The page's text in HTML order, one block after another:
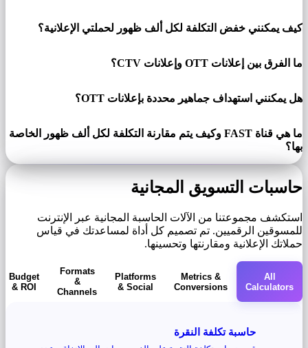
كيف يمكنني خفض التكلفة لكل ألف ظهور لحملتي الإعلانية؟
ما الفرق بين إعلانات OTT وإعلانات CTV؟
هل يمكنني استهداف جماهير محددة بإعلانات OTT؟
ما هي قناة FAST وكيف يتم مقارنة التكلفة لكل ألف ظهور الخاصة
بها؟
حاسبات التسويق المجانية
استكشف مجموعتنا من الآلات الحاسبة المجانية عبر الإنترنت
للمسوقين الرقميين. تم تصميم كل أداة لمساعدتك في قياس
حملاتك الإعلانية ومقارنتها وتحسينها.
All
Calculators
Metrics &
Conversions
Platforms
& Social
Formats
&
Channels
Budget
& ROI
حاسبة تكلفة النقرة